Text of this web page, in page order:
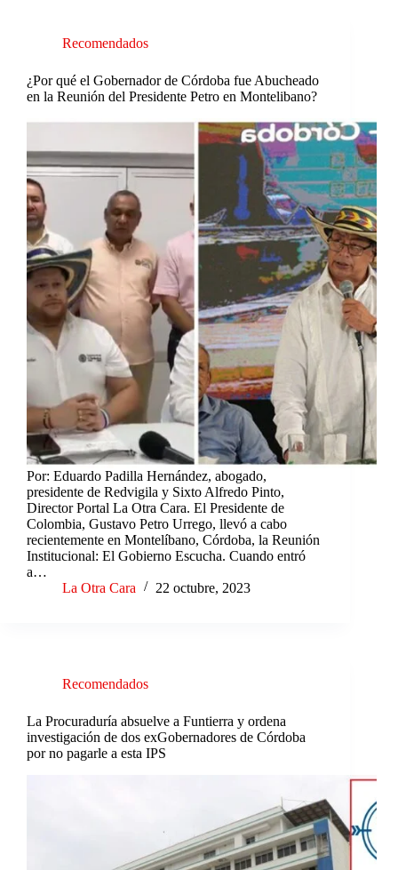
Recomendados
¿Por qué el Gobernador de Córdoba fue Abucheado
en la Reunión del Presidente Petro en Montelibano?
Por: Eduardo Padilla Hernández, abogado,
presidente de Redvigila y Sixto Alfredo Pinto,
Director Portal La Otra Cara. El Presidente de
Colombia, Gustavo Petro Urrego, llevó a cabo
recientemente en Montelíbano, Córdoba, la Reunión
Institucional: El Gobierno Escucha. Cuando entró
a…
La Otra Cara
22 octubre, 2023
Recomendados
La Procuraduría absuelve a Funtierra y ordena
investigación de dos exGobernadores de Córdoba
por no pagarle a esta IPS